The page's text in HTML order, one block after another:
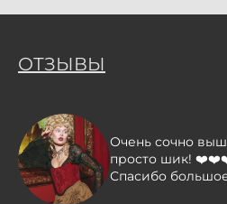
ОТЗЫВЫ
Очень сочно
просто шик!
Спасибо